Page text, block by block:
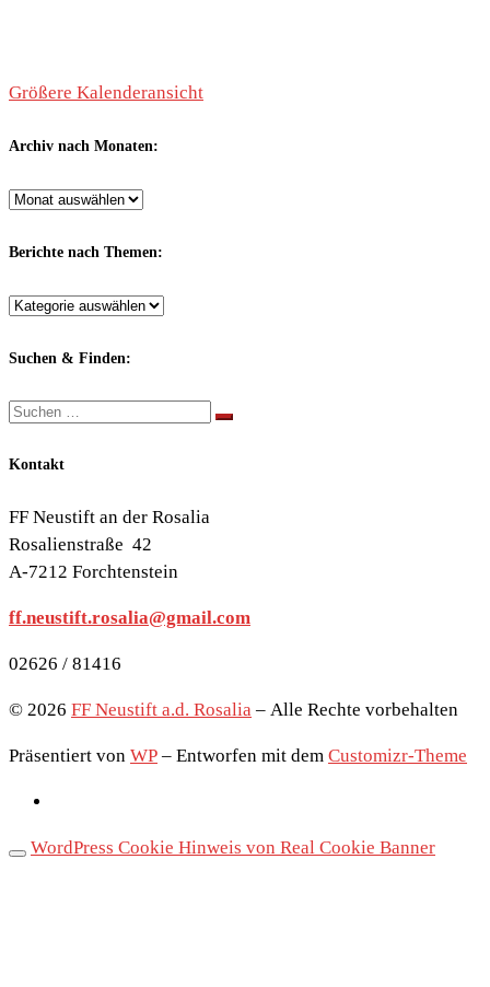
Größere Kalenderansicht
Archiv nach Monaten:
Archiv
Monaten:
Berichte nach Themen:
Berichte
Themen:
Suchen & Finden:
Suche
Suchen …
Kontakt
FF Neustift an der Rosalia
Rosalienstraße 42
A-7212 Forchtenstein
ff.neustift.rosalia@gmail.com
02626 / 81416
© 2026 FF Neustift a.d. Rosalia – Alle Rechte vorbehalten
Präsentiert von WP – Entworfen mit dem Customizr-Theme
WordPress Cookie Hinweis von Real Cookie Banner